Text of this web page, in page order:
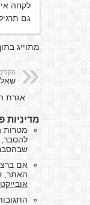
לקחה
גם
מתוייג
אגרת
מדיניות
מטרות
להסבר,
אם
האתר,